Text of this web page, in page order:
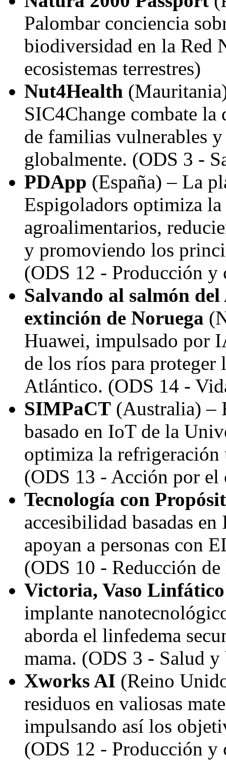
Palombar conciencia
biodiversidad en la Red
ecosistemas terrestres)
Nut4Health (Mauritania
SIC4Change combate
de familias vulnerables
globalmente. (ODS 3 -
PDApp (España) – La
Espigoladors optimiza la
agroalimentarios,
y promoviendo los
(ODS 12 - Producción y
Salvando al salmón
extinción de Noruega
Huawei, impulsado por
de los ríos para
Atlántico. (ODS 14 -
SIMPaCT (Australia) –
basado en IoT de la
optimiza la
(ODS 13 - Acción por el
Tecnología con
accesibilidad basadas
apoyan a personas con
(ODS 10 - Reducción de
Victoria, Vaso
implante
aborda el linfedema
mama. (ODS 3 - Salud y
Xworks AI (Reino
residuos en valiosas
impulsando así los
(ODS 12 - Producción y